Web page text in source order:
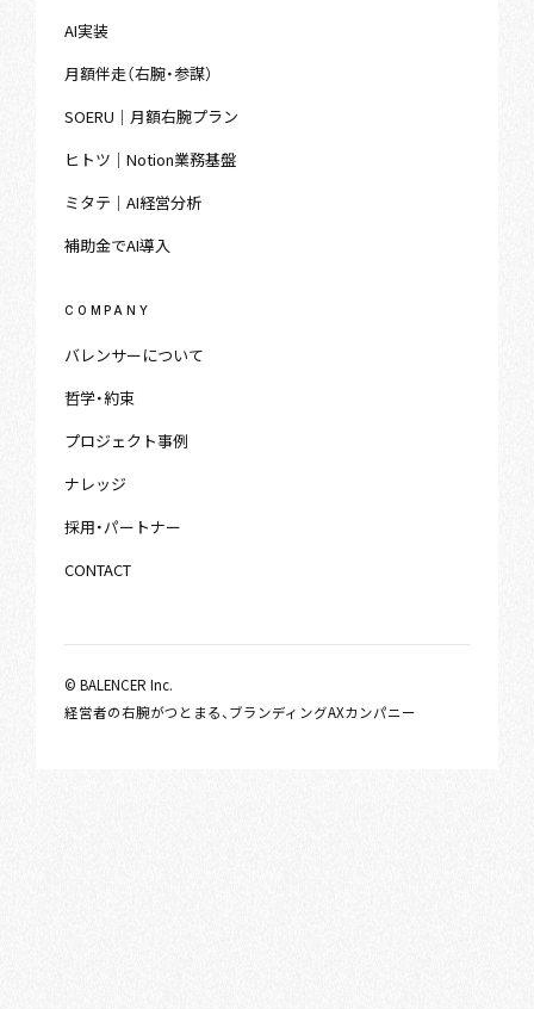
AI実装
月額伴走（右腕・参謀）
SOERU｜月額右腕プラン
ヒトツ｜Notion業務基盤
ミタテ｜AI経営分析
補助金でAI導入
COMPANY
バレンサーについて
哲学・約束
プロジェクト事例
ナレッジ
採用・パートナー
CONTACT
© BALENCER Inc.
経営者の右腕がつとまる、ブランディングAXカンパニー